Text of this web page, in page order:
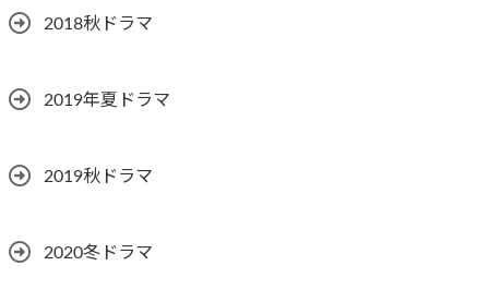
2018秋ドラマ
2019年夏ドラマ
2019秋ドラマ
2020冬ドラマ